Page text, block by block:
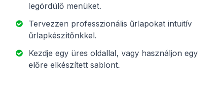
legördülő menüket.
Tervezzen professzionális űrlapokat intuitív
űrlapkészítőnkkel.
Kezdje egy üres oldallal, vagy használjon egy
előre elkészített sablont.